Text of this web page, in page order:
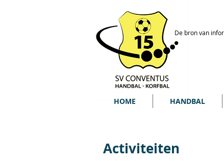
De bron van
HOME HANDBAL
Activiteiten